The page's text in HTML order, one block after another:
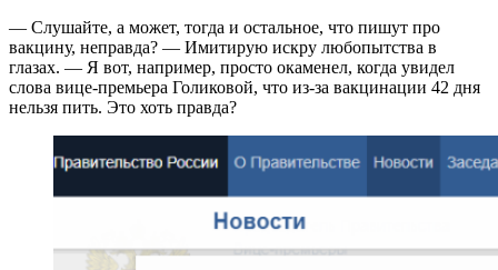
— Слушайте, а может, тогда и остальное, что пишут про
вакцину, неправда? — Имитирую искру любопытства в
глазах. — Я вот, например, просто окаменел, когда увидел
слова вице-премьера Голиковой, что из-за вакцинации 42 дня
нельзя пить. Это хоть правда?